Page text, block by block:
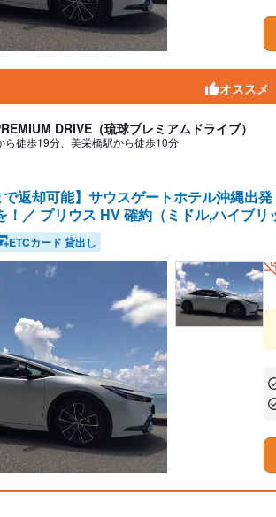
オススメ
DRIVE（琉球プレミアムドライブ）
ら徒歩19分、美栄橋駅から徒歩10分
で返却可能】サウスゲートホテル沖縄出
！／ プリウス HV 確約（ミドル,ハイブリ
ETCカード 貸出し